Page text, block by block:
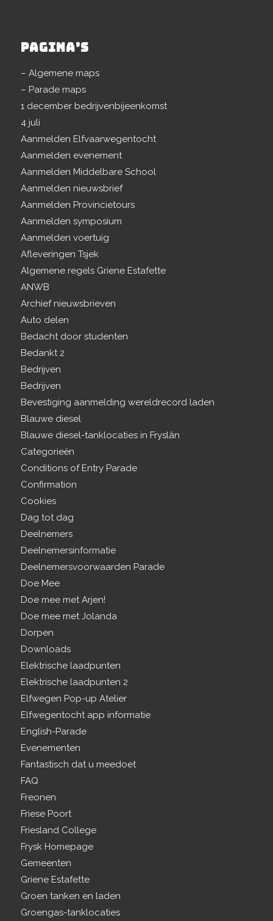
PAGINA’S
– Algemene maps
– Parade maps
1 december bedrijvenbijeenkomst
4 juli
Aanmelden Elfvaarwegentocht
Aanmelden evenement
Aanmelden Middelbare School
Aanmelden nieuwsbrief
Aanmelden Provincietours
Aanmelden symposium
Aanmelden voertuig
Afleveringen Tsjek
Algemene regels Griene Estafette
ANWB
Archief nieuwsbrieven
Auto delen
Bedacht door studenten
Bedankt 2
Bedrijven
Bedrijven
Bevestiging aanmelding wereldrecord laden
Blauwe diesel
Blauwe diesel-tanklocaties in Fryslân
Categorieën
Conditions of Entry Parade
Confirmation
Cookies
Dag tot dag
Deelnemers
Deelnemersinformatie
Deelnemersvoorwaarden Parade
Doe Mee
Doe mee met Arjen!
Doe mee met Jolanda
Dorpen
Downloads
Elektrische laadpunten
Elektrische laadpunten 2
Elfwegen Pop-up Atelier
Elfwegentocht app informatie
English-Parade
Evenementen
Fantastisch dat u meedoet
FAQ
Freonen
Friese Poort
Friesland College
Frysk Homepage
Gemeenten
Griene Estafette
Groen tanken en laden
Groengas-tanklocaties